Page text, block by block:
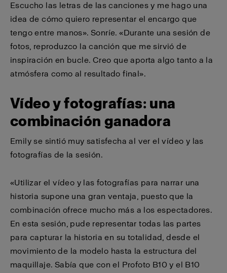
Escucho las letras de las canciones y me hago una
idea de cómo quiero representar el encargo que
tengo entre manos». Sonríe. «Durante una sesión de
fotos, reproduzco la canción que me sirvió de
inspiración en bucle. Creo que aporta algo tanto a la
atmósfera como al resultado final».
Vídeo y fotografías: una
combinación ganadora
Emily se sintió muy satisfecha al ver el vídeo y las
fotografías de la sesión.
«Utilizar el vídeo y las fotografías para narrar una
historia supone una gran ventaja, puesto que la
combinación ofrece mucho más a los espectadores.
En esta sesión, pude representar todas las partes
para capturar la historia en su totalidad, desde el
movimiento de la modelo hasta la estructura del
maquillaje. Sabía que con el Profoto B10 y el B10